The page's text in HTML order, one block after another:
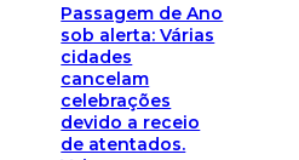
Passagem de Ano
sob alerta: Várias
cidades
cancelam
celebrações
devido a receio
de atentados.